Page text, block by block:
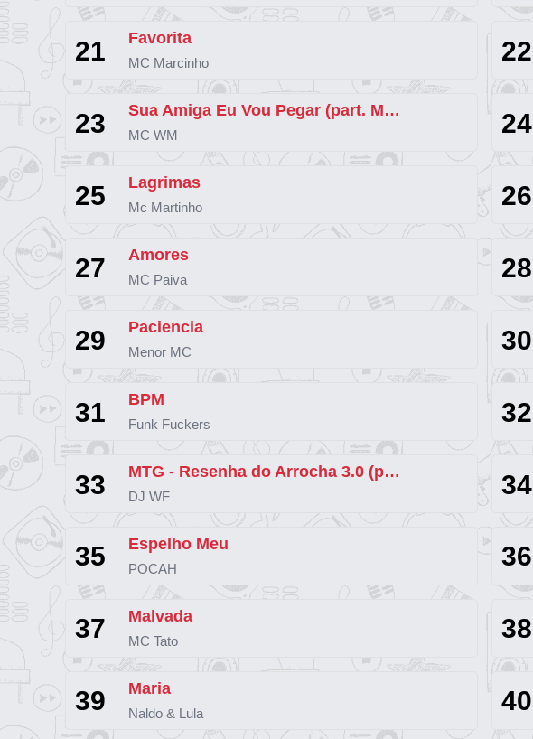
21 Favorita
MC Marcinho 22
23 Sua Amiga Eu Vou Pegar (part. MC Lan)
MC WM 24
25 Lagrimas
Mc Martinho 26
27 Amores
MC Paiva 28
29 Paciencia
Menor MC 30
31 BPM
Funk Fuckers 32
33 MTG - Resenha do Arrocha 3.0 (part. J. Eskine e MC GW)
DJ WF 34
35 Espelho Meu
POCAH 36
37 Malvada
MC Tato 38
39 Maria
Naldo & Lula 40